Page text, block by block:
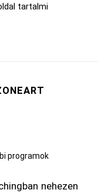
tartalmi
programok
nehezen